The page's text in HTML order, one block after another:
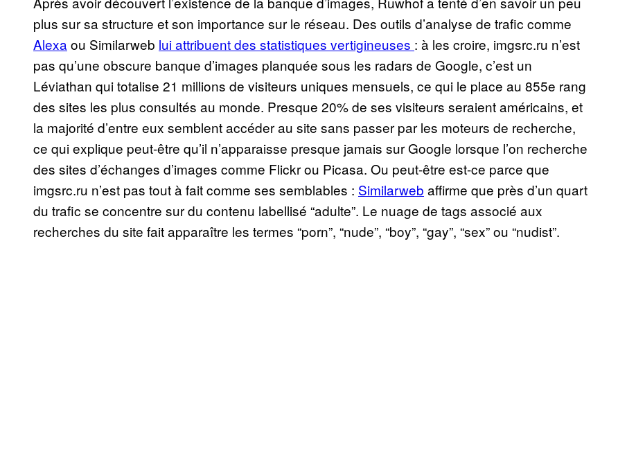
plus sur sa structure et son importance sur le réseau. Des outils d’analyse de trafic comme
Alexa ou Similarweb lui attribuent des statistiques vertigineuses : à les croire, imgsrc.ru n’est
pas qu’une obscure banque d’images planquée sous les radars de Google, c’est un
Léviathan qui totalise 21 millions de visiteurs uniques mensuels, ce qui le place au 855e rang
des sites les plus consultés au monde. Presque 20% de ses visiteurs seraient américains, et
la majorité d’entre eux semblent accéder au site sans passer par les moteurs de recherche,
ce qui explique peut-être qu’il n’apparaisse presque jamais sur Google lorsque l’on recherche
des sites d’échanges d’images comme Flickr ou Picasa. Ou peut-être est-ce parce que
imgsrc.ru n’est pas tout à fait comme ses semblables : Similarweb affirme que près d’un quart
du trafic se concentre sur du contenu labellisé “adulte”. Le nuage de tags associé aux
recherches du site fait apparaître les termes “porn”, “nude”, “boy”, “gay”, “sex” ou “nudist”.